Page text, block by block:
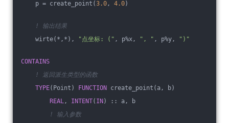
p = create_point(3.0, 4.0)
! 输出结果
wirte(*,*),
"点坐标: (" , p%x, ", " , p%y, ")"
CONTAINS
! 返回派生类型的函数
TYPE(Point) FUNCTION create_point(a, b)
REAL, INTENT( IN ) :: a, b
! 输入参数